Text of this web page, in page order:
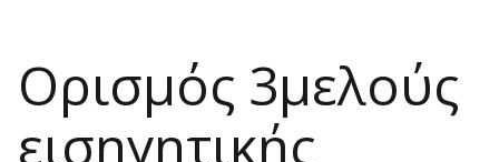
Ορισμός 3μελούς
εισηγητικής